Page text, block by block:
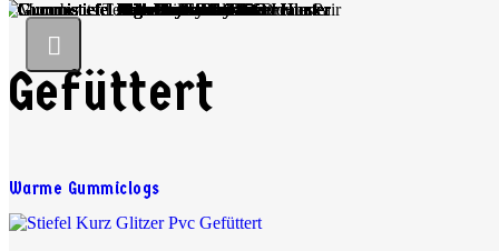
Gefüttert
Warme Gummiclogs